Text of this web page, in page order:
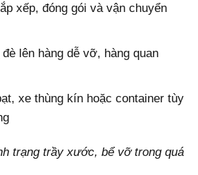
xếp, đóng gói và vận chuyển
lên hàng dễ vỡ, hàng quan
xe thùng kín hoặc container tùy
trạng trầy xước, bể vỡ trong quá